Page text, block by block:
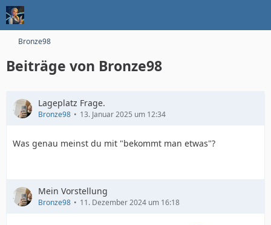
Bronze98
Beiträge von Bronze98
Lageplatz Frage.
Bronze98 13. Januar 2025 um 12:34
Was genau meinst du mit "bekommt man etwas"?
Mein Vorstellung
Bronze98 11. Dezember 2024 um 16:18